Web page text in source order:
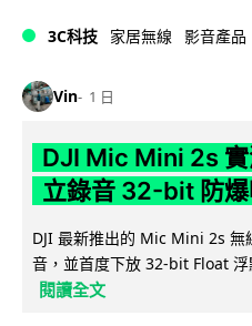
3C科技 家居無線 影音產品
Vin 1 日
DJI Mic Mini 2s
立錄音 32-bit 防
DJI 最新推出的 Mic Mini 2s 無
音，並首度下放 32-bit Float
閱讀全文